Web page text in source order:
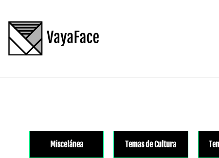
Miscelánea Temas de Cultura